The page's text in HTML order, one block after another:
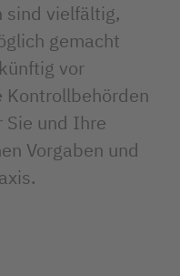
sind vielfältig,
gemacht
vor
Kontrollbehörden
Sie und Ihre
Vorgaben und